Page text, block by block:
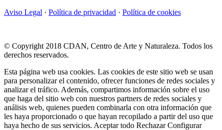
Aviso Legal · Política de privacidad · Política de cookies
© Copyright 2018 CDAN, Centro de Arte y Naturaleza. Todos los
derechos reservados.
Esta página web usa cookies. Las cookies de este sitio web se usan
para personalizar el contenido, ofrecer funciones de redes sociales y
analizar el tráfico. Además, compartimos información sobre el uso
que haga del sitio web con nuestros partners de redes sociales y
análisis web, quienes pueden combinarla con otra información que
les haya proporcionado o que hayan recopilado a partir del uso que
haya hecho de sus servicios. Aceptar todo Rechazar Configurar